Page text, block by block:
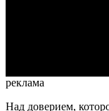
реклама
Над доверием,